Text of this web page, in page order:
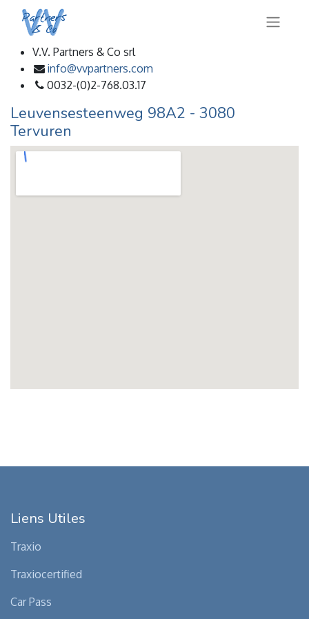
V.V. Partners & Co srl
info@vvpartners.com
0032-(0)2-768.03.17​
Leuvensesteenweg 98A2 - 3080
Tervuren
Liens Utiles
Traxio
Traxiocertified
Car Pass